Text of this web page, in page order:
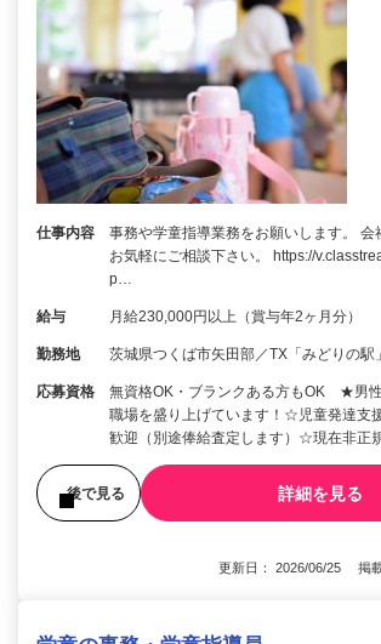
仕事内容
事務や学童指導業務をお願いします。 会
お気軽にご相談下さい。 https://
p…
給与 月給230,000円以上（賞与年2ヶ月分）
勤務地 茨城県つくば市矢田部／TX「みどりの駅
応募資格
無資格OK・ブランクある方もOK ★男
職場を盛り上げています！☆児童発達支
歓迎（別途俸給査定します）☆現在非正
後で見る 詳細を見る
更新日： 2026/06/25 掲